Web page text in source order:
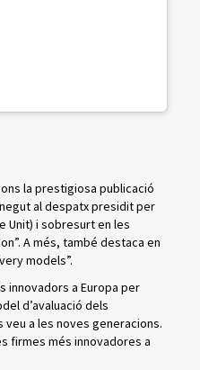
la prestigiosa publicació
al despatx presidit per
Unit) i sobresurt en les
A més, també destaca en
models”.
innovadors a Europa per
d’avaluació dels
a les noves generacions.
firmes més innovadores a